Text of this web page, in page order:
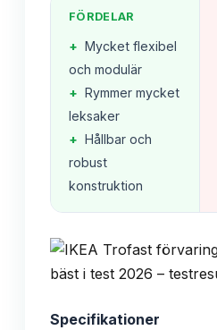
FÖRDELAR
+ Mycket flexibel
och modulär
+ Rymmer mycket
leksaker
+ Hållbar och
robust
konstruktion
Specifikationer